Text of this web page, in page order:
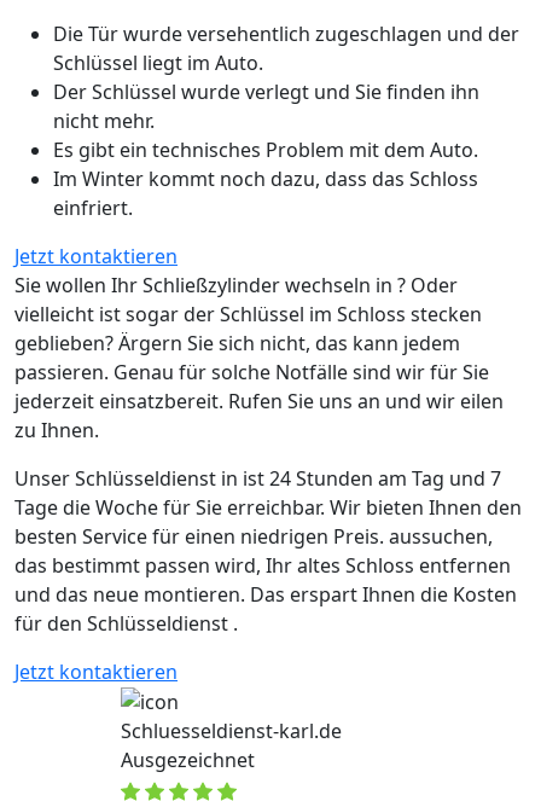
Die Tür wurde versehentlich zugeschlagen und der
Schlüssel liegt im Auto.
Der Schlüssel wurde verlegt und Sie finden ihn
nicht mehr.
Es gibt ein technisches Problem mit dem Auto.
Im Winter kommt noch dazu, dass das Schloss
einfriert.
Jetzt kontaktieren
Sie wollen Ihr Schließzylinder wechseln in ? Oder
vielleicht ist sogar der Schlüssel im Schloss stecken
geblieben? Ärgern Sie sich nicht, das kann jedem
passieren. Genau für solche Notfälle sind wir für Sie
jederzeit einsatzbereit. Rufen Sie uns an und wir eilen
zu Ihnen.
Unser Schlüsseldienst in ist 24 Stunden am Tag und 7
Tage die Woche für Sie erreichbar. Wir bieten Ihnen den
besten Service für einen niedrigen Preis. aussuchen,
das bestimmt passen wird, Ihr altes Schloss entfernen
und das neue montieren. Das erspart Ihnen die Kosten
für den Schlüsseldienst .
Jetzt kontaktieren
Schluesseldienst-karl.de
Ausgezeichnet